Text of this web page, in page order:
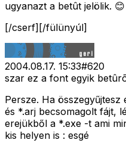
ugyanazt a betût jelölik. 😊
[/cserf][/fülünyúl]
2004.08.17. 15:33#620
szar ez a font egyik
Persze. Ha
és *.arj becsomagolt fájt,
erejükből a *.exe -t ami
kis helyen is : esgé